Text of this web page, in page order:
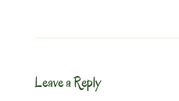
Leave a Reply